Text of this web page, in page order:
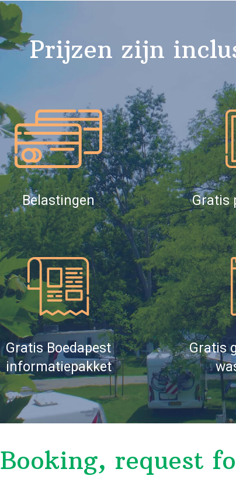
Prijzen zijn
Belastingen Gratis
Gratis Boedapest
informatiepakket
Gratis
Booking, request